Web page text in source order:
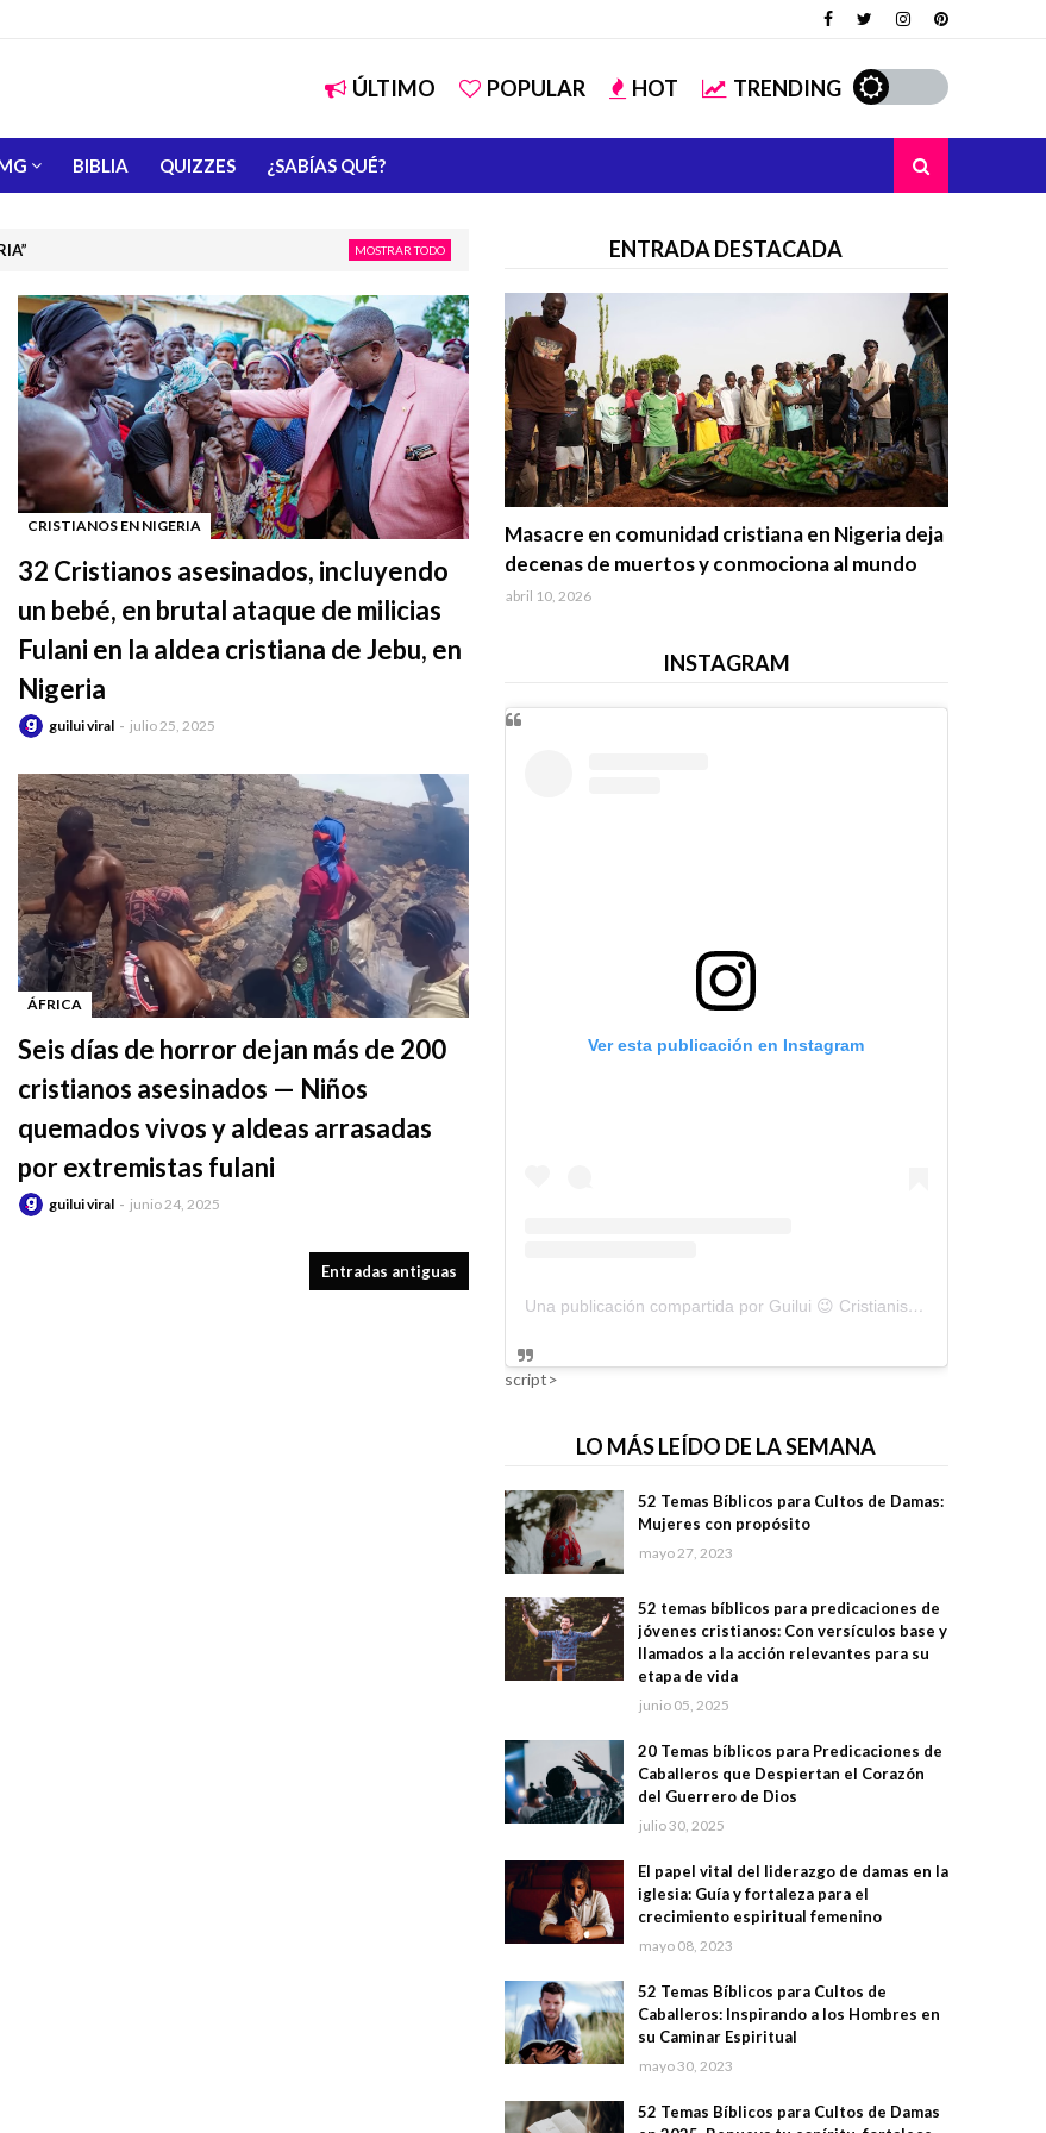
ÚLTIMO POPULAR HOT TRENDING
BIBLIA QUIZZES ¿SABÍAS QUÉ?
MOSTRAR TODO
CRISTIANOS EN NIGERIA
32 Cristianos asesinados, incluyendo
un bebé, en brutal ataque de milicias
Fulani en la aldea cristiana de Jebu, en
Nigeria
guilui viral julio 25, 2025
ÁFRICA
Seis días de horror dejan más de 200
cristianos asesinados — Niños
quemados vivos y aldeas arrasadas
por extremistas fulani
guilui viral junio 24, 2025
Entradas antiguas
ENTRADA DESTACADA
Masacre en comunidad cristiana en Nigeria deja
decenas de muertos y conmociona al mundo
abril 10, 2026
INSTAGRAM
Ver esta publicación en Instagram
Una publicación compartida por Guilui 😉 Cristianismo Viral (@guiluiviral)
script>
LO MÁS LEÍDO DE LA SEMANA
52 Temas Bíblicos para Cultos de Damas:
Mujeres con propósito
mayo 27, 2023
52 temas bíblicos para predicaciones de
jóvenes cristianos: Con versículos base y
llamados a la acción relevantes para su
etapa de vida
junio 05, 2025
20 Temas bíblicos para Predicaciones de
Caballeros que Despiertan el Corazón
del Guerrero de Dios
julio 30, 2025
El papel vital del liderazgo de damas en la
iglesia: Guía y fortaleza para el
crecimiento espiritual femenino
mayo 08, 2023
52 Temas Bíblicos para Cultos de
Caballeros: Inspirando a los Hombres en
su Caminar Espiritual
mayo 30, 2023
52 Temas Bíblicos para Cultos de Damas